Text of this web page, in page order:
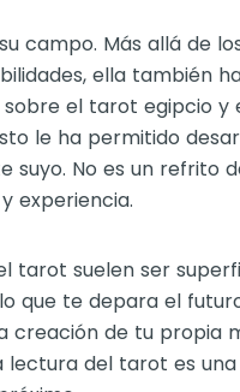
campo. Más allá de
ella también
el tarot egipcio
le ha permitido
No es un refrito
experiencia.
tarot suelen ser
que te depara el
creación de tu propia
del tarot es